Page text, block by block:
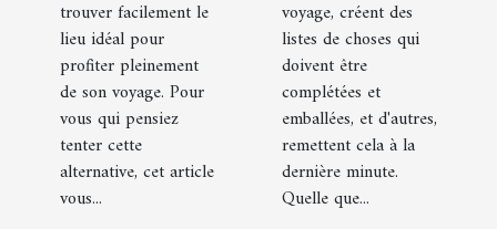
trouver facilement le
lieu idéal pour
profiter pleinement
de son voyage. Pour
vous qui pensiez
tenter cette
alternative, cet article
vous...
voyage, créent des
listes de choses qui
doivent être
complétées et
emballées, et d'autres,
remettent cela à la
dernière minute.
Quelle que...